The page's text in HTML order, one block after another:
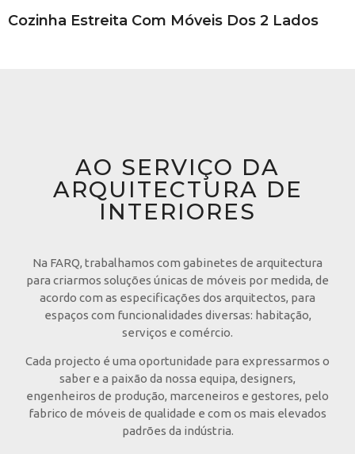
Cozinha Estreita Com Móveis Dos 2 Lados
AO SERVIÇO DA
ARQUITECTURA DE
INTERIORES
Na FARQ, trabalhamos com gabinetes de arquitectura
para criarmos soluções únicas de móveis por medida, de
acordo com as especificações dos arquitectos, para
espaços com funcionalidades diversas: habitação,
serviços e comércio.
Cada projecto é uma oportunidade para expressarmos o
saber e a paixão da nossa equipa, designers,
engenheiros de produção, marceneiros e gestores, pelo
fabrico de móveis de qualidade e com os mais elevados
padrões da indústria.